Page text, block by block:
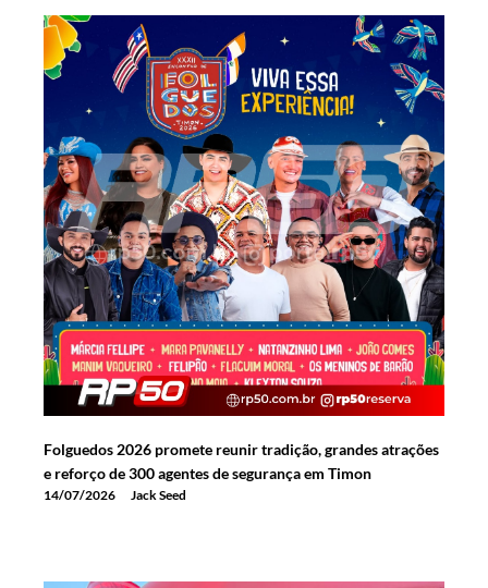
Folguedos 2026 promete reunir tradição, grandes atrações
e reforço de 300 agentes de segurança em Timon
14/07/2026 Jack Seed